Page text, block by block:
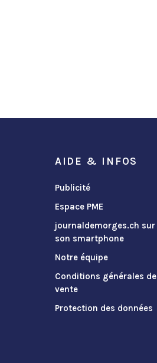
AIDE & INFOS
Publicité
Espace PME
journaldemorges.ch sur
son smartphone
Notre équipe
Conditions générales de
vente
Protection des données